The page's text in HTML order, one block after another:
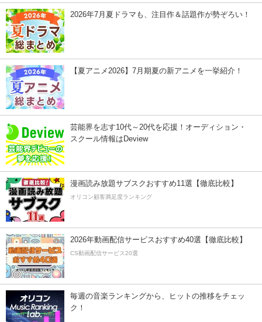
2026年7月夏ドラマも、注目作＆話題作が勢ぞろい！
【夏アニメ2026】7月期夏の新アニメを一挙紹介！
芸能界を志す10代～20代を応援！オーディション・
スクール情報はDeview
漫画読み放題サブスクおすすめ11選【徹底比較】
オリコン顧客満足度ランキング
2026年動画配信サービスおすすめ40選【徹底比較】
CS動画配信サービス20選
毎週の音楽ランキングから、ヒットの推移をチェッ
ク！